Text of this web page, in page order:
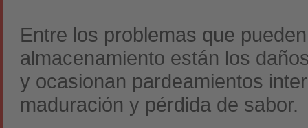
Entre los problemas que
almacenamiento están los
y ocasionan pardeamientos
maduración y pérdida de sabor.